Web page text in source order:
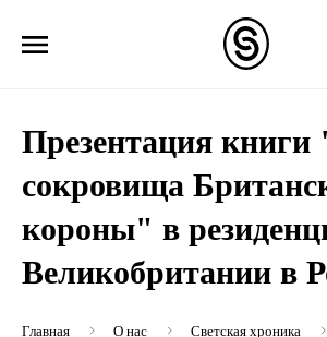
Презентация книги
сокровища
короны" в
Великобритании в
Главная О нас
Светская хроника